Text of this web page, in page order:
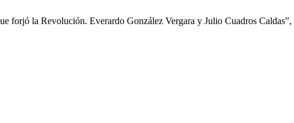
forjó la Revolución. Everardo González Vergara y Julio Cuadros Caldas”,